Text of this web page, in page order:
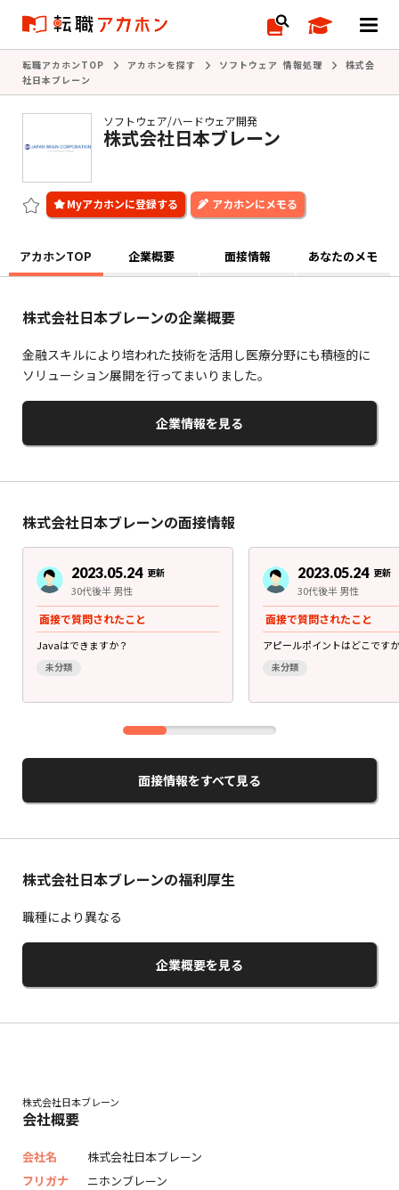
転職アカホンTOP アカホンを探す ソフトウェア 情報処理
株式会
社日本ブレーン
ソフトウェア/ハードウェア開発
株式会社日本ブレーン
アカホンにメモる
アカホンTOP 企業概要 面接情報 あなたのメモ
株式会社日本ブレーンの企業概要
金融スキルにより培われた技術を活用し医療分野にも積極的に
ソリューション展開を行ってまいりました。
企業情報を見る
株式会社日本ブレーンの面接情報
2023.05.24 更新
30代後半 男性
面接で質問されたこと
Javaはできますか？
未分類
2023.05.24 更新
30代後半 男性
面接で質問されたこと
アピールポイントはどこです
未分類
面接情報をすべて見る
株式会社日本ブレーンの福利厚生
職種により異なる
企業概要を見る
株式会社日本ブレーン
会社概要
会社名
株式会社日本ブレーン
フリガナ
ニホンブレーン